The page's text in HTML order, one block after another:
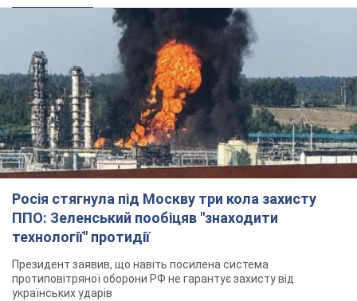
Росія стягнула під Москву три кола захисту
ППО: Зеленський пообіцяв "знаходити
технології" протидії
Президент заявив, що навіть посилена система
протиповітряної оборони РФ не гарантує захисту від
українських ударів